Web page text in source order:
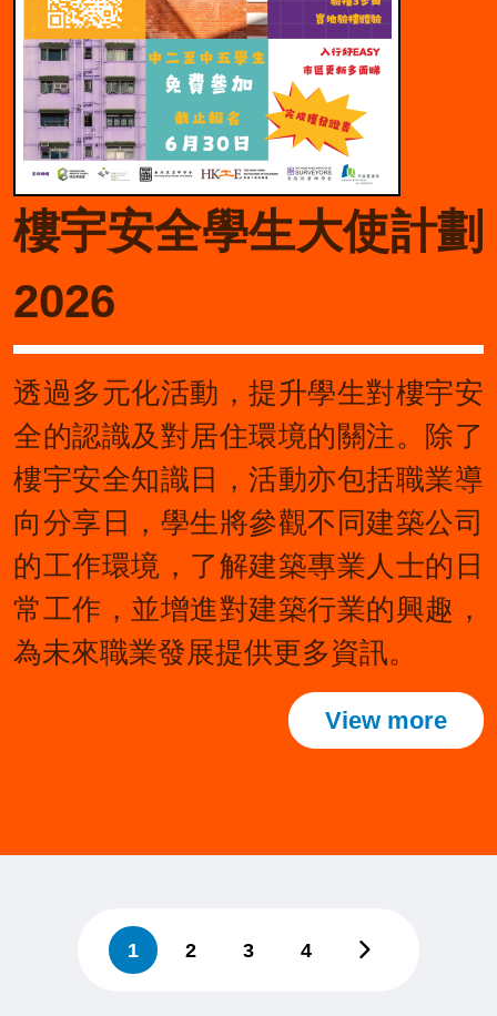
樓宇安全學生大使計劃
2026
透過多元化活動，提升學生對樓宇安
全的認識及對居住環境的關注。除了
樓宇安全知識日，活動亦包括職業導
向分享日，學生將參觀不同建築公司
的工作環境，了解建築專業人士的日
常工作，並增進對建築行業的興趣，
為未來職業發展提供更多資訊。
View more
1 2 3 4